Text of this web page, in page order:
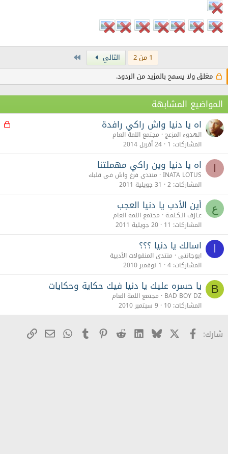
1 من 2 التالي
مغلق ولا يسمح بالمزيد من الردود.
المواضيع المشابهة
م اه يا دنيا واش راكي رافدة
الهدوء المزعج مجتمع اللمة العام
المشاركات 1 24 أفريل 2014
I اه يا دنيا وين راكي مهملتنا
INATA LOTUS منتدى فرغ واش فى قلبك
المشاركات 2 31 جويلية 2011
ع أين الأدب يا دنيا العجب
عـازف الـكـلمـة مجتمع اللمة العام
المشاركات 11 20 جويلية 2011
ا اسالك يا دنيا ؟؟؟
ابوجانتي منتدى المنقولات الأدبية
المشاركات 4 1 نوفمبر 2010
B يا حسره عليك يا دنيا فيك حكاية وحكايات
BAD BOY DZ مجتمع اللمة العام
المشاركات 10 9 سبتمبر 2010
شارك: Facebook
X
Bluesky
LinkedIn
Reddit
Pinterest
Tumblr
WhatsApp
البريدرابط